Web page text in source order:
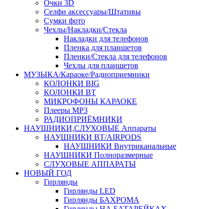
Очки 3D
Селфи аксессуары/Штативы
Сумки фото
Чехлы/Накладки/Стекла
Накладки для телефонов
Пленка для планшетов
Пленки/Стекла для телефонов
Чехлы для планшетов
МУЗЫКА/Караоке/Радиоприемники
КОЛОНКИ BIG
КОЛОНКИ BT
МИКРОФОНЫ КАРАОКЕ
Плееры MP3
РАДИОПРИЁМНИКИ
НАУШНИКИ,СЛУХОВЫЕ Аппараты
НАУШНИКИ BT/AIRPODS
НАУШНИКИ Внутриканальные
НАУШНИКИ Полноразмерные
СЛУХОВЫЕ АППАРАТЫ
НОВЫЙ ГОД
Гирлянды
Гирлянды LED
Гирлянды БАХРОМА